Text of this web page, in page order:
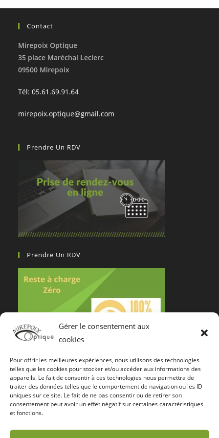
Gérer le consentement aux
cookies
Pour offrir les meilleures expériences, nous utilisons des technologies
telles que les cookies pour stocker et/ou accéder aux informations des
appareils. Le fait de consentir à ces technologies nous permettra de
traiter des données telles que le comportement de navigation ou les ID
uniques sur ce site. Le fait de ne pas consentir ou de retirer son
consentement peut avoir un effet négatif sur certaines caractéristiques
et fonctions.
Contact
Mirepoix Optique
35 place Maréchal Leclerc
09500 Mirepoix
Tél: 05.61.69.91.64
mirepoix.optique@gmail.com
Prendre Un RDV
Prendre Un RDV
Notre Certification De Services